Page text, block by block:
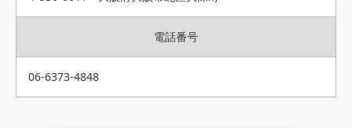
電話番号
06-6373-4848